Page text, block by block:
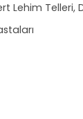
Lehim Telleri,